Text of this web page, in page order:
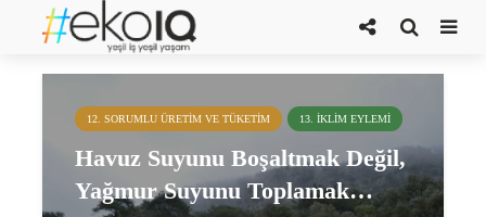
Burak Ülman
12. SORUMLU ÜRETIM VE TÜKETIM 13. İKLIM EYLEMI
Havuz Suyunu Boşaltmak Değil,
Yağmur Suyunu Toplamak…